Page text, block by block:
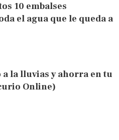
10 embalses
el agua que le queda a
a la lluvias y ahorra en tu
Online)